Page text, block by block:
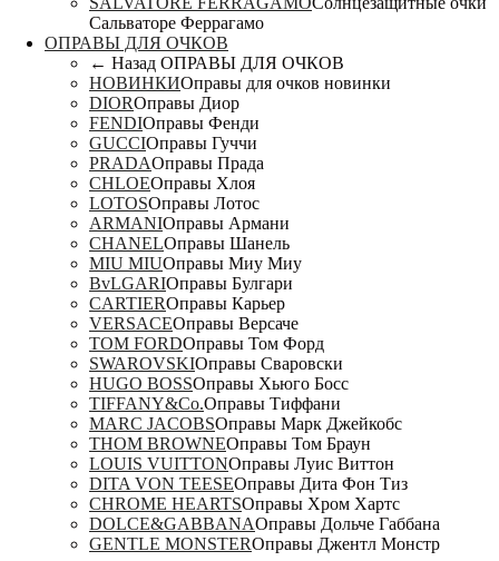
Сальваторе Феррагамо
ОПРАВЫ ДЛЯ ОЧКОВ
← Назад ОПРАВЫ ДЛЯ ОЧКОВ
НОВИНКИОправы для очков новинки
DIORОправы Диор
FENDIОправы Фенди
GUCCIОправы Гуччи
PRADAОправы Прада
CHLOEОправы Хлоя
LOTOSОправы Лотос
ARMANIОправы Армани
CHANELОправы Шанель
MIU MIUОправы Миу Миу
BvLGARIОправы Булгари
CARTIERОправы Карьер
VERSACEОправы Версаче
TOM FORDОправы Том Форд
SWAROVSKIОправы Сваровски
HUGO BOSSОправы Хьюго Босс
TIFFANY&Co.Оправы Тиффани
MARC JACOBSОправы Марк Джейкобс
THOM BROWNEОправы Том Браун
LOUIS VUITTONОправы Луис Виттон
DITA VON TEESEОправы Дита Фон Тиз
CHROME HEARTSОправы Хром Хартс
DOLCE&GABBANAОправы Дольче Габбана
GENTLE MONSTERОправы Джентл Монстр